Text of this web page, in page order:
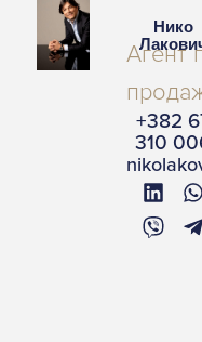
Нико
Агент
+382
310